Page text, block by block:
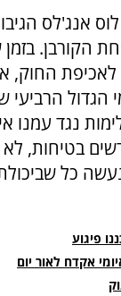
אנג'לס
הקורבן.
החוק,
הרביעי
נגד עמנו
בטיחות, לא
כל
פיגוע
אקדח לאור יום